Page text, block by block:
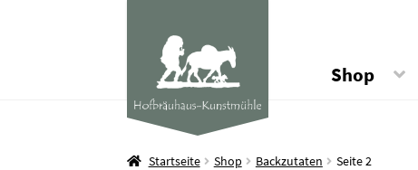
Shop
Startseite Shop Backzutaten Seite 2